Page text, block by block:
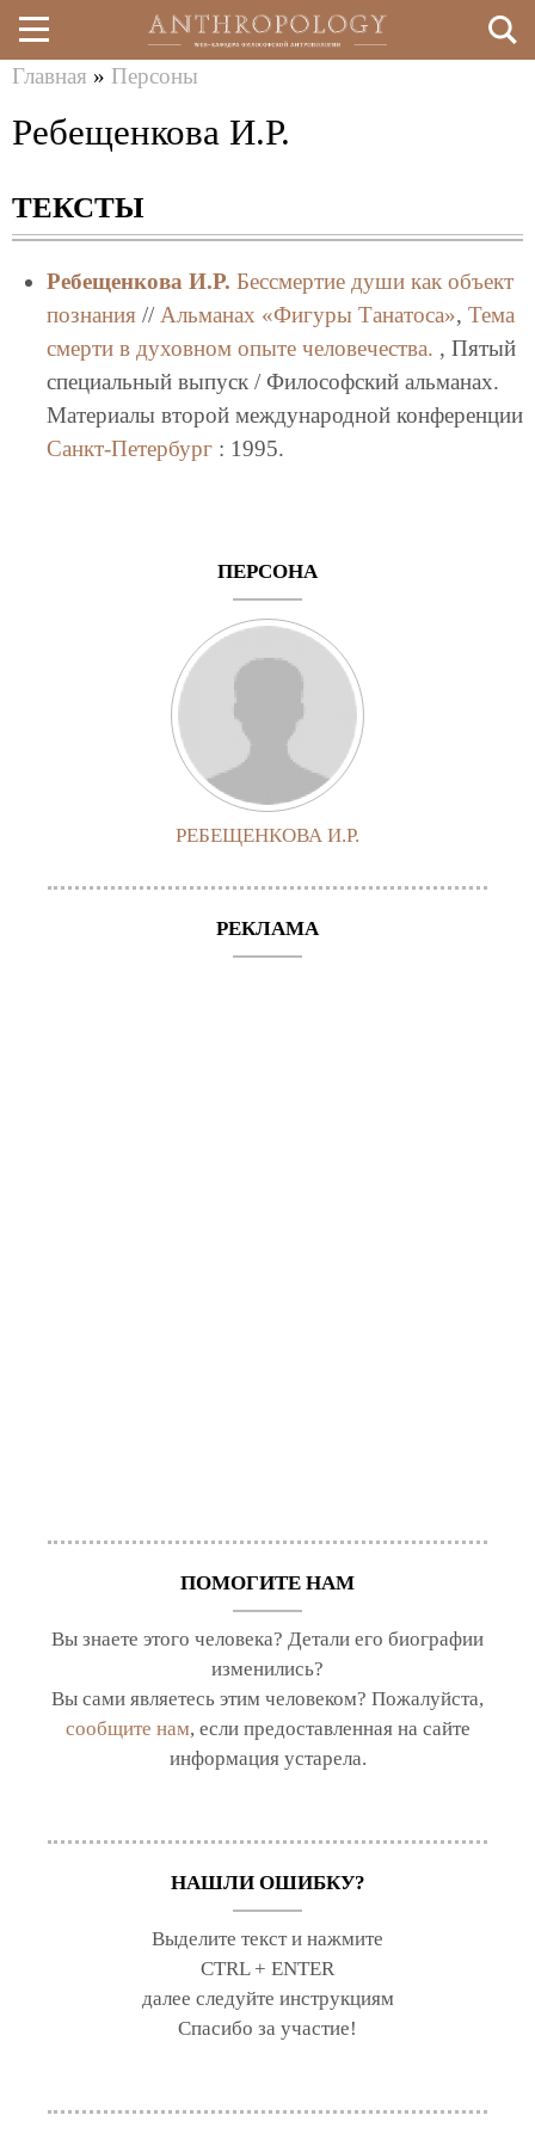
Перейти
к
содержанию
здесь
Главная » Персоны
Ребещенкова И.Р.
ТЕКСТЫ
Ребещенкова И.Р. Бессмертие души как объект
познания// Альманах «Фигуры Танатоса», Тема
смерти в духовном опыте человечества. , Пятый
специальный выпуск / Философский альманах.
Материалы второй международной конференции
Санкт-Петербург: 1995.
ПЕРСОНА
РЕБЕЩЕНКОВА И.Р.
РЕКЛАМА
ПОМОГИТЕ НАМ
Вы знаете этого человека? Детали его биографии
изменились?
Вы сами являетесь этим человеком? Пожалуйста,
сообщите нам, если предоставленная на сайте
информация устарела.
НАШЛИ ОШИБКУ?
Выделите текст и нажмите
CTRL + ENTER
далее следуйте инструкциям
Спасибо за участие!